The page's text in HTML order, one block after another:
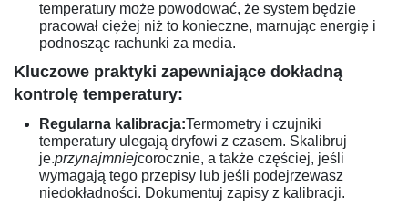
temperatury może powodować, że system będzie
pracował ciężej niż to konieczne, marnując energię i
podnosząc rachunki za media.
Kluczowe praktyki zapewniające dokładną
kontrolę temperatury:
Regularna kalibracja:Termometry i czujniki
temperatury ulegają dryfowi z czasem. Skalibruj
je.przynajmniejcorocznie, a także częściej, jeśli
wymagają tego przepisy lub jeśli podejrzewasz
niedokładności. Dokumentuj zapisy z kalibracji.